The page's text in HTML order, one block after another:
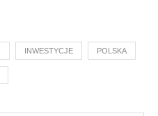
INWESTYCJE POLSKA